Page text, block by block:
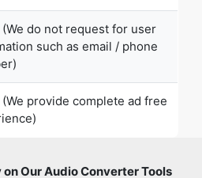
(We do not request for user
such as email / phone
(We provide complete ad free
Our Audio Converter Tools